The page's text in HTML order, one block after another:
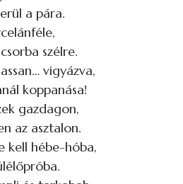
a pára.
szélre.
vigyázva,
koppanása!
gazdagon,
az asztalon.
kell hébe-hóba,